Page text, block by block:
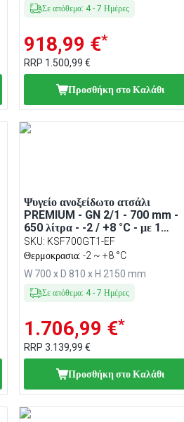
Σε απόθεμα: 4-7 Ημέρες
918,99 €*
RRP 1.500,99 €
Προσθήκη στο Καλάθι
Ψυγείο ανοξείδωτο ατσάλι
PREMIUM - GN 2/1 - 700 mm -
650 λίτρα - -2 / +8 °C - με 1
γυάλινη πόρτα - Βεβιασμένης
κυκλοφορίας, Αυτόματη απόψυξη,
LED φωτισμός, Κλειδαριά, R290
SKU: KSF700GT1-EF
Θερμοκρασια: -2 ~ +8 °C
W 700 x D 810 x H 2150 mm
Σε απόθεμα: 4-7 Ημέρες
1.706,99 €*
RRP3.139,99 €
Προσθήκη στο Καλάθι